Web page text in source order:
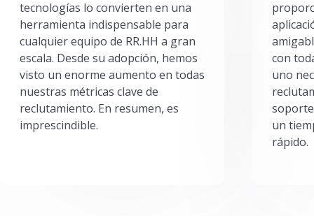
tecnologías lo convierten en una
herramienta indispensable para
cualquier equipo de RR.HH a gran
escala. Desde su adopción, hemos
visto un enorme aumento en todas
nuestras métricas clave de
reclutamiento. En resumen, es
imprescindible.
con
uno
un
rápido.